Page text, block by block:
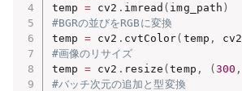
temp = cv2 . imread ( img_path )
#BGRの並びをRGBに変換
temp = cv2 . cvtColor( temp , cv2
#画像のリサイズ
temp = cv2 . resize (temp , (300 ,
#バッチ次元の追加と型変換